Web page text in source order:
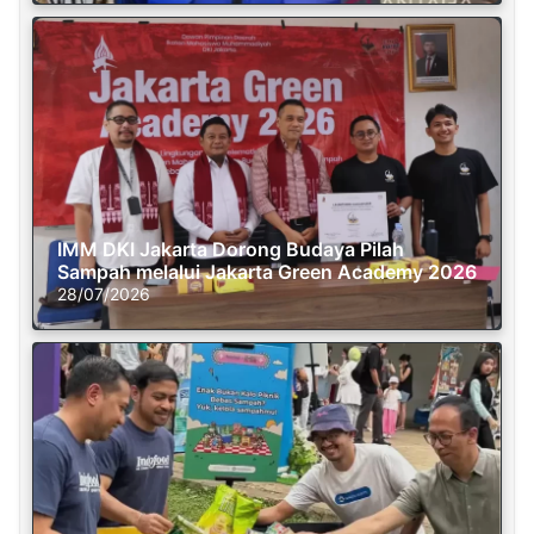
IMM DKI Jakarta Dorong Budaya Pilah
Sampah melalui Jakarta Green Academy 2026
28/07/2026